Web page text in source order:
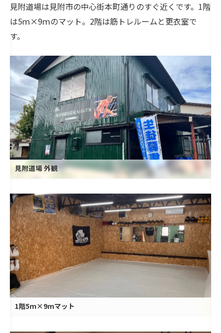
見附道場は見附市の中心街本町通りのすぐ近くです。1階
は5ｍ×9ｍのマット。2階は筋トレルームと更衣室で
す。
見附道場 外観
1階5ｍ×9ｍマット